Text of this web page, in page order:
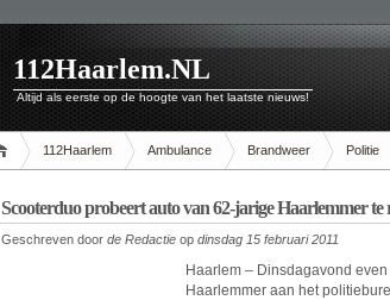
112Haarlem.NL
Altijd als eerste op de hoogte van het laatste nieuws!
112Haarlem Ambulance Brandweer Politie
Scooterduo probeert auto van 62-jarige Haarlemmer te
Geschreven door de Redactie op dinsdag 15 februari 2011
Haarlem – Dinsdagavond
Haarlemmer aan het